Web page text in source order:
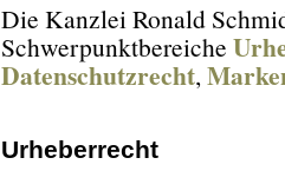
Die Kanzlei Ronald
Schwerpunktbereiche
Datenschutzrecht,
Urheberrecht